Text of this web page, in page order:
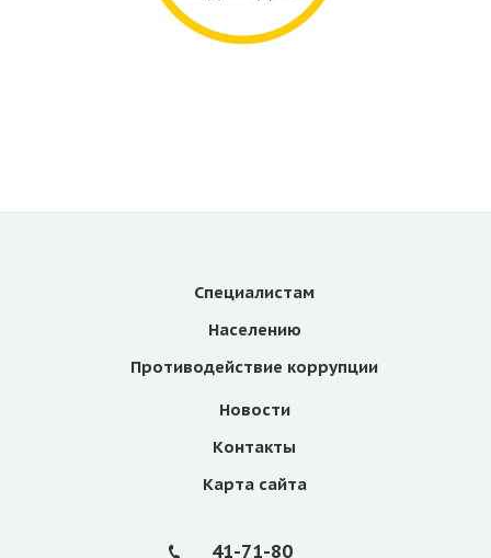
Специалистам
Населению
Противодействие коррупции
Новости
Контакты
Карта сайта
41-71-80